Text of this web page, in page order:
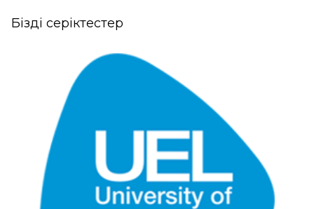
Біздің серіктестер